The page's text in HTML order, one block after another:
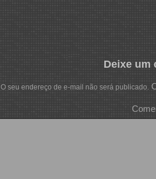
Deixe um
O seu endereço de e-mail não será publicado.